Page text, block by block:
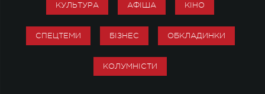
КУЛЬТУРА АФІША КІНО
СПЕЦТЕМИ БІЗНЕС ОБКЛАДИНКИ
КОЛУМНІСТИ